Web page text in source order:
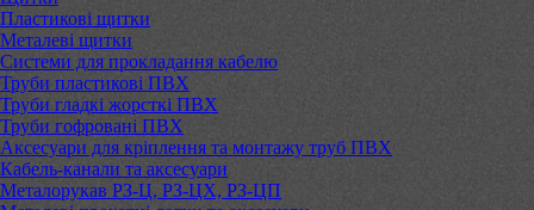
Пластикові щитки
Металеві щитки
Системи для прокладання кабелю
Труби пластикові ПВХ
Труби гладкі жорсткі ПВХ
Труби гофровані ПВХ
Аксесуари для кріплення та монтажу труб ПВХ
Кабель-канали та аксесуари
Металорукав РЗ-Ц, РЗ-ЦХ, РЗ-ЦП